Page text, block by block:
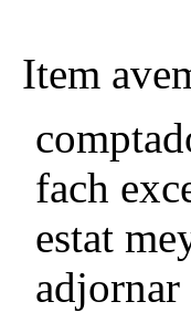
Item
fach
estat